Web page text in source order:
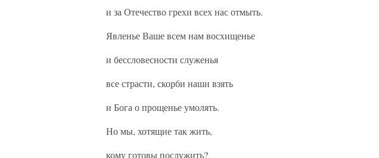
и за Отечество грехи всех нас отмыть.
Явленье Ваше всем нам восхищенье
и бессловесности служенья
все страсти, скорби наши взять
и Бога о прощенье умолять.
Но мы, хотящие так жить,
кому готовы послужить?